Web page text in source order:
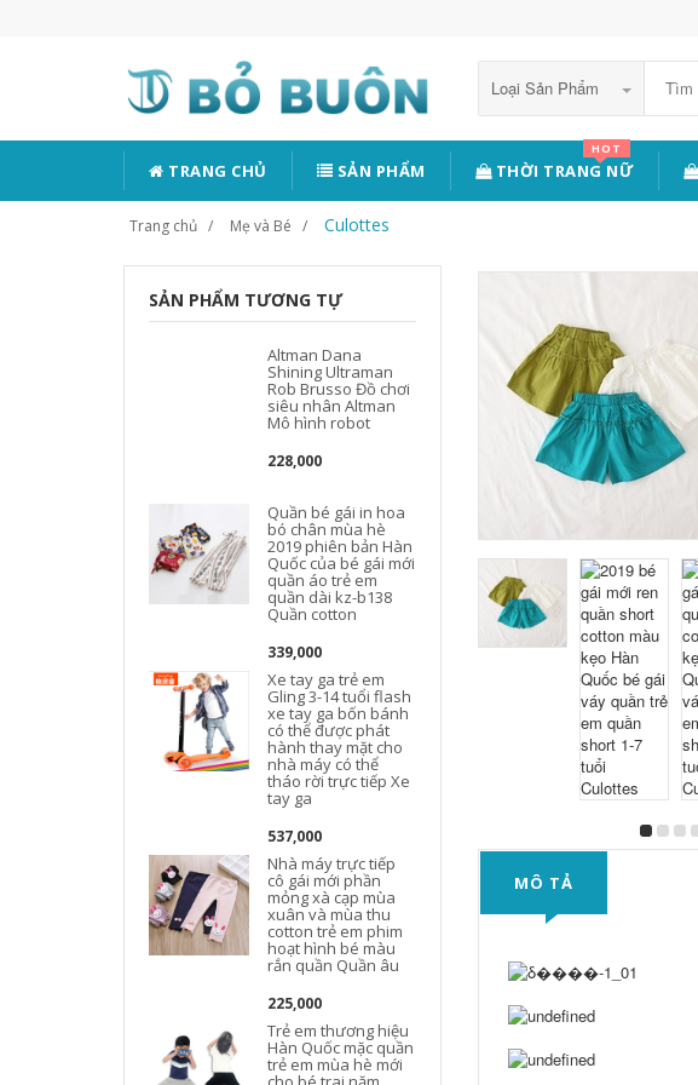
Loại Sản Phẩm
TRANG CHỦ SẢN PHẨM THỜI TRANG NỮ
HOT
Trang chủ Mẹ và Bé Culottes
SẢN PHẨM TƯƠNG TỰ
Altman Dana
Shining Ultraman
Rob Brusso Đồ chơi
siêu nhân Altman
Mô hình robot
228,000
Quần bé gái in hoa
bó chân mùa hè
2019 phiên bản Hàn
Quốc của bé gái mới
quần áo trẻ em
quần dài kz-b138
Quần cotton
339,000
Xe tay ga trẻ em
Gling 3-14 tuổi flash
xe tay ga bốn bánh
có thể được phát
hành thay mặt cho
nhà máy có thể
tháo rời trực tiếp Xe
tay ga
537,000
Nhà máy trực tiếp
cô gái mới phần
mỏng xà cạp mùa
xuân và mùa thu
cotton trẻ em phim
hoạt hình bé màu
rắn quần Quần âu
225,000
Trẻ em thương hiệu
Hàn Quốc mặc quần
trẻ em mùa hè mới
MÔ TẢ